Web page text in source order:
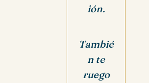
ión.
Tambié
n te
ruego